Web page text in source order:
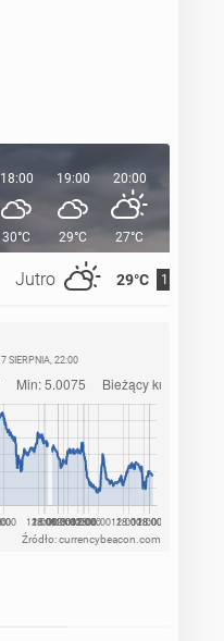
Jutro 29°C 15°C
18:00
30°C
19:00
29°C
20:00
27°C
7 SIERPNIA, 22:00
Źródło: currencybeacon.com